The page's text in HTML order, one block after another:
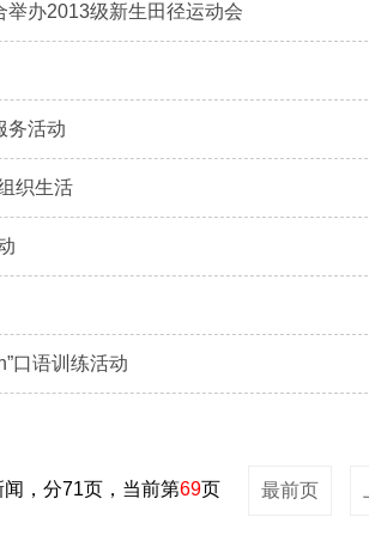
办2013级新生田径运动会
务活动
织生活
口语训练活动
，分71页，当前第69页 最前页